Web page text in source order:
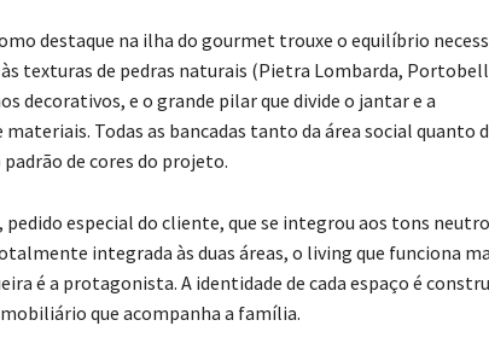
destaque na ilha do gourmet trouxe o equilíbrio
texturas de pedras naturais (Pietra Lombarda,
decorativos, e o grande pilar que divide o jantar e a
Todas as bancadas tanto da área social quanto
de cores do projeto.
especial do cliente, que se integrou aos tons
integrada às duas áreas, o living que funciona
é a protagonista. A identidade de cada espaço é
que acompanha a família.